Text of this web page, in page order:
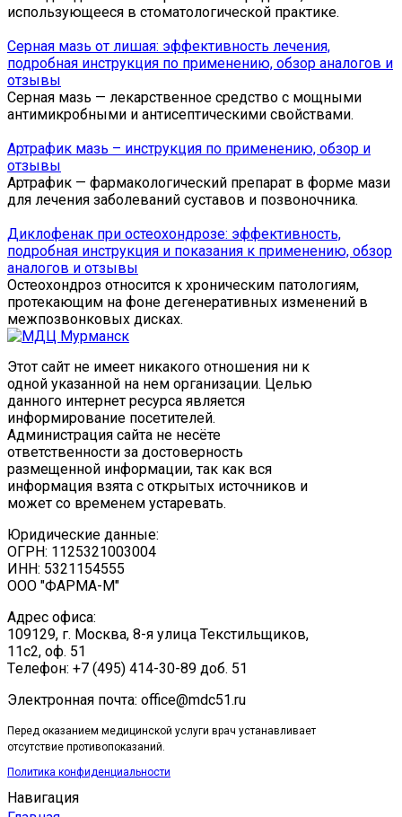
использующееся в стоматологической практике.
Серная мазь от лишая: эффективность лечения,
подробная инструкция по применению, обзор аналогов и
отзывы
Серная мазь — лекарственное средство с мощными
антимикробными и антисептическими свойствами.
Артрафик мазь – инструкция по применению, обзор и
отзывы
Артрафик — фармакологический препарат в форме мази
для лечения заболеваний суставов и позвоночника.
Диклофенак при остеохондрозе: эффективность,
подробная инструкция и показания к применению, обзор
аналогов и отзывы
Остеохондроз относится к хроническим патологиям,
протекающим на фоне дегенеративных изменений в
межпозвонковых дисках.
Этот сайт не имеет никакого отношения ни к
одной указанной на нем организации. Целью
данного интернет ресурса является
информирование посетителей.
Администрация сайта не несёте
ответственности за достоверность
размещенной информации, так как вся
информация взята с открытых источников и
может со временем устаревать.
Юридические данные:
ОГРН: 1125321003004
ИНН: 5321154555
ООО "ФАРМА-М"
Адрес офиса:
109129, г. Москва, ​8-я улица Текстильщиков,
11с2, оф. 51
Tелефон: +7 (495) 414-30-89 доб. 51
Электронная почта: office@mdc51.ru
Перед оказанием медицинской услуги врач устанавливает
отсутствие противопоказаний.
Политика конфиденциальности
Навигация